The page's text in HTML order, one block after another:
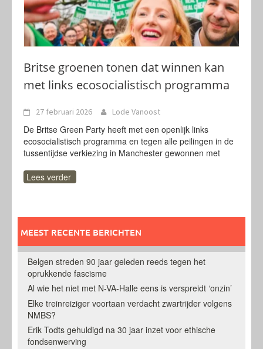
Britse groenen tonen dat winnen kan
met links ecosocialistisch programma
27 februari 2026 Lode Vanoost
De Britse Green Party heeft met een openlijk links
ecosocialistisch programma en tegen alle peilingen in de
tussentijdse verkiezing in Manchester gewonnen met
Lees verder
MEEST RECENTE BERICHTEN
Belgen streden 90 jaar geleden reeds tegen het
oprukkende fascisme
Al wie het niet met N-VA-Halle eens is verspreidt ‘onzin’
Elke treinreiziger voortaan verdacht zwartrijder volgens
NMBS?
Erik Todts gehuldigd na 30 jaar inzet voor ethische
fondsenwerving